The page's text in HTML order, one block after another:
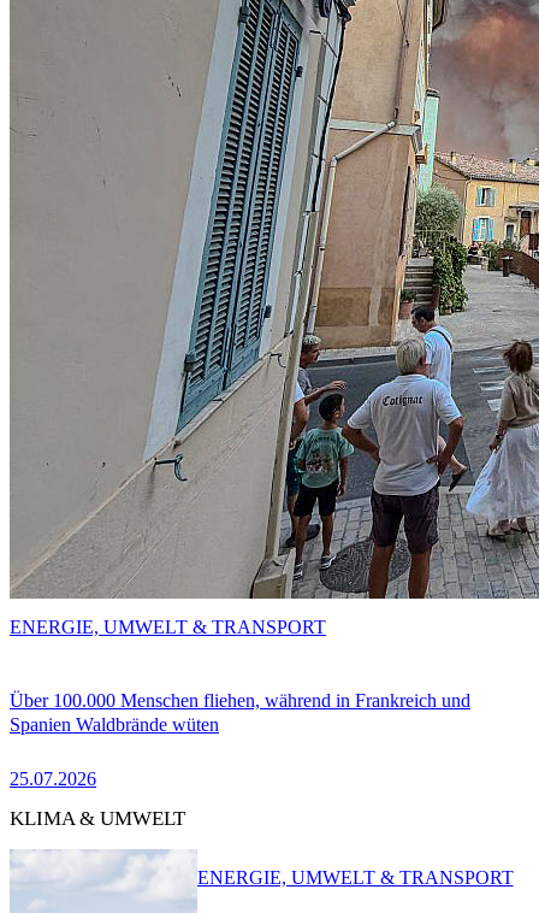
Über 100.000 Menschen fliehen, während in Frankreich und
Spanien Waldbrände wüten
25.07.2026
ENERGIE, UMWELT & TRANSPORT
KLIMA & UMWELT
ENERGIE, UMWELT & TRANSPORT